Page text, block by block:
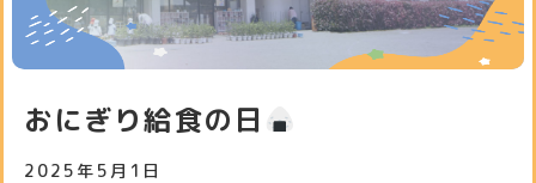
モンテッソーリ教育
専門講師によるカリキュラム
幼稚園での生活
年間行事
入園案内
入園説明会・イベント
おにぎり給食の日
2025年5月1日